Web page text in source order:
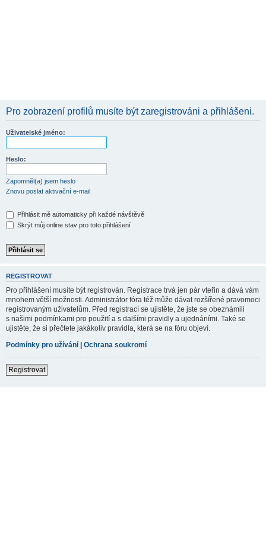
Pro zobrazení profilů musíte být zaregistrováni a přihlášeni.
Uživatelské jméno:
Heslo:
Zapomněl(a) jsem heslo
Znovu poslat aktivační e-mail
Přihlásit mě automaticky při každé návštěvě
Skrýt můj online stav pro toto přihlášení
REGISTROVAT
Pro přihlášení musíte být registrován. Registrace trvá jen pár vteřin a dává vám
mnohem větší možnosti. Administrátor fóra též může dávat rozšířené pravomoci
registrovaným uživatelům. Před registrací se ujistěte, že jste se obeznámili
s našimi podmínkami pro použití a s dalšími pravidly a ujednáními. Také se
ujistěte, že si přečtete jakákoliv pravidla, která se na fóru objeví.
Podmínky pro užívání | Ochrana soukromí
Registrovat